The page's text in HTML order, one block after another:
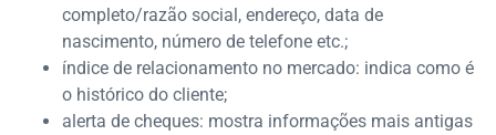
completo/razão social, endereço, data de
nascimento, número de telefone etc.;
índice de relacionamento no mercado: indica como é
o histórico do cliente;
alerta de cheques: mostra informações mais antigas